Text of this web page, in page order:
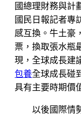
國總理財務與計
國民日報記者專
感互換。牛土豪
票，換取張水瓶
現，全球成長建
包養全球成長碰
具有主要時期價
以後國際情